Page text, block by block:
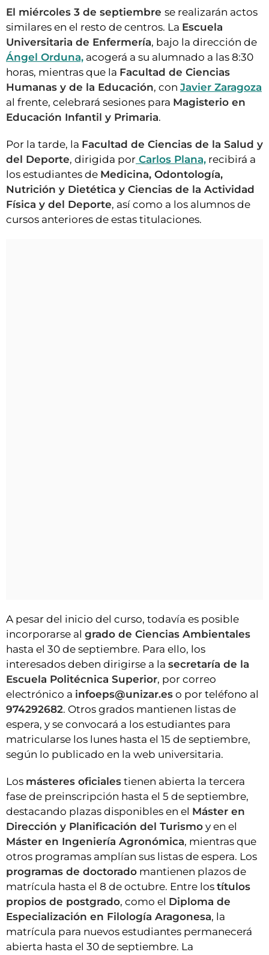
El miércoles 3 de septiembre se realizarán actos
similares en el resto de centros. La Escuela
Universitaria de Enfermería, bajo la dirección de
Ángel Orduna, acogerá a su alumnado a las 8:30
horas, mientras que la Facultad de Ciencias
Humanas y de la Educación, con Javier Zaragoza
al frente, celebrará sesiones para Magisterio en
Educación Infantil y Primaria.
Por la tarde, la Facultad de Ciencias de la Salud y
del Deporte, dirigida por Carlos Plana, recibirá a
los estudiantes de Medicina, Odontología,
Nutrición y Dietética y Ciencias de la Actividad
Física y del Deporte, así como a los alumnos de
cursos anteriores de estas titulaciones.
A pesar del inicio del curso, todavía es posible
incorporarse al grado de Ciencias Ambientales
hasta el 30 de septiembre. Para ello, los
interesados deben dirigirse a la secretaría de la
Escuela Politécnica Superior, por correo
electrónico a infoeps@unizar.es o por teléfono al
974292682. Otros grados mantienen listas de
espera, y se convocará a los estudiantes para
matricularse los lunes hasta el 15 de septiembre,
según lo publicado en la web universitaria.
Los másteres oficiales tienen abierta la tercera
fase de preinscripción hasta el 5 de septiembre,
destacando plazas disponibles en el Máster en
Dirección y Planificación del Turismo y en el
Máster en Ingeniería Agronómica, mientras que
otros programas amplían sus listas de espera. Los
programas de doctorado mantienen plazos de
matrícula hasta el 8 de octubre. Entre los títulos
propios de postgrado, como el Diploma de
Especialización en Filología Aragonesa, la
matrícula para nuevos estudiantes permanecerá
abierta hasta el 30 de septiembre. La